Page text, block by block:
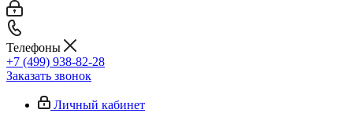
Телефоны
+7 (499) 938-82-28
Заказать звонок
Личный кабинет